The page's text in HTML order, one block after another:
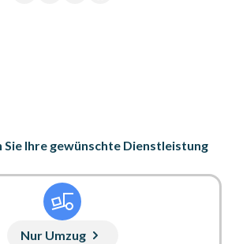
Sie Ihre gewünschte Dienstleistung
Nur Umzug